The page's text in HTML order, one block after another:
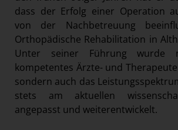
dass der Erfolg einer Operation
von der Nachbetreuung
Orthopädische Rehabilitation in
Unter seiner Führung
kompetentes Ärzte- und
sondern auch das
stets am aktuellen
angepasst und weiterentwickelt.